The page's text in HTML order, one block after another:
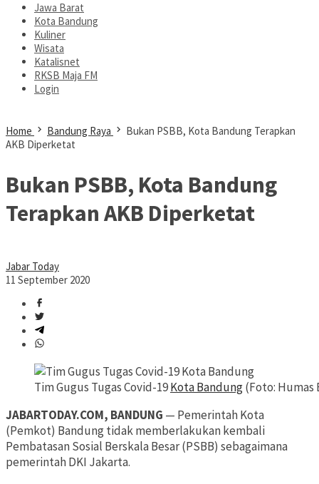
Jawa Barat
Kota Bandung
Kuliner
Wisata
Katalisnet
RKSB Maja FM
Login
Home Bandung Raya
Bukan PSBB, Kota Bandung Terapkan
AKB Diperketat
Bukan PSBB, Kota Bandung
Terapkan AKB Diperketat
Jabar Today
11 September 2020
Tim Gugus Tugas Covid-19Kota Bandung(Foto: Humas
JABARTODAY.COM, BANDUNG — Pemerintah Kota
(Pemkot) Bandung tidak memberlakukan kembali
Pembatasan Sosial Berskala Besar (PSBB) sebagaimana
pemerintah DKI Jakarta.